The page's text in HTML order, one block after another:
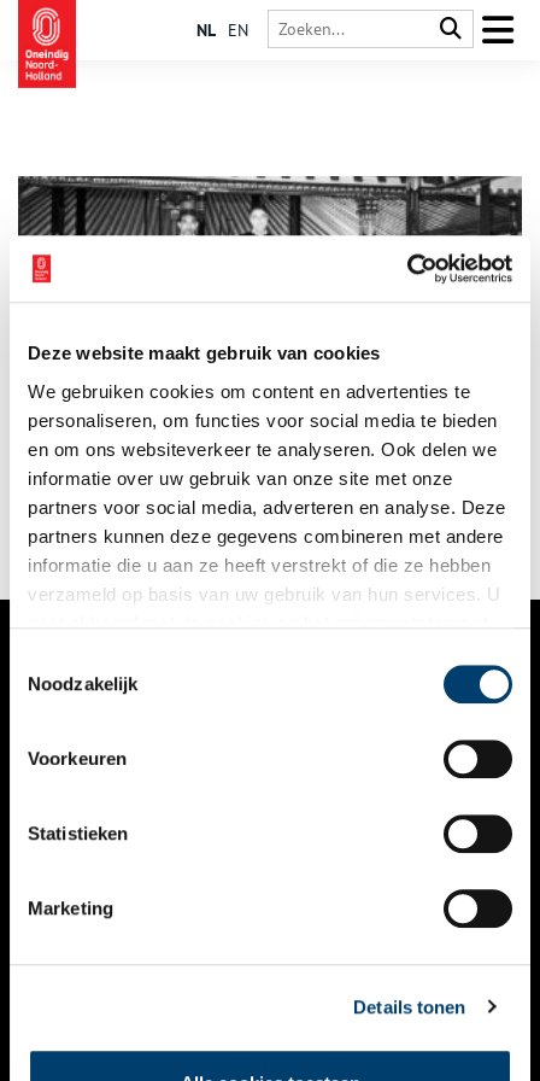
Deze website maakt gebruik van cookies
We gebruiken cookies om content en advertenties te
personaliseren, om functies voor social media te bieden
en om ons websiteverkeer te analyseren. Ook delen we
informatie over uw gebruik van onze site met onze
partners voor social media, adverteren en analyse. Deze
partners kunnen deze gegevens combineren met andere
informatie die u aan ze heeft verstrekt of die ze hebben
verzameld op basis van uw gebruik van hun services. U
Noodzakelijk
Voorkeuren
Statistieken
Marketing
Details tonen
NL EN
op het lyceum in Haarlem belandde
Waar kom je tegenwoordig nog een prins in het wild tegen? In
de jaren 1930 was het antwoord: op het Gemeentelijk Lyceum
in Haarlem. Daar ging kroonprins Dorodjatun van Yogyakarta
naar de middelbare school. Haarlemmers kenden hem als
‘Sultan Henkie’.
VERHALEN
KALENDER
THEMA’S
VIDEO’S
CONTACT